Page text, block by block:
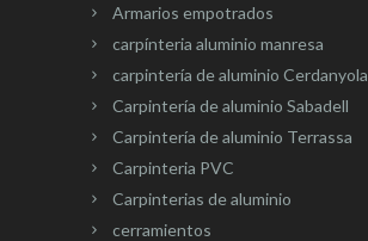
Armarios empotrados
carpínteria aluminio manresa
carpintería de aluminio Cerdanyola
Carpintería de aluminio Sabadell
Carpintería de aluminio Terrassa
Carpinteria PVC
Carpinterias de aluminio
cerramientos